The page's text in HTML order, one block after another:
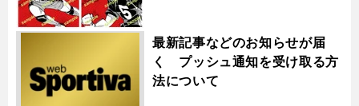
最新記事などのお知らせが届
く プッシュ通知を受け取る方
法について